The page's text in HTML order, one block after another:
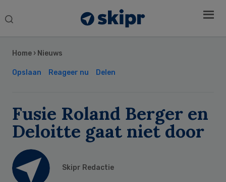
Search
Home › Nieuws
Opslaan Reageer nu Delen
Fusie Roland Berger en
Deloitte gaat niet door
Skipr Redactie
Sidebar